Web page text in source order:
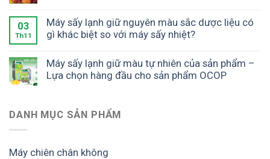
03
Th11
Máy sấy lạnh giữ nguyên màu sắc dược liệu có
gì khác biệt so với máy sấy nhiệt?
Máy sấy lạnh giữ màu tự nhiên của sản phẩm –
Lựa chọn hàng đầu cho sản phẩm OCOP
DANH MỤC SẢN PHẨM
Máy chiên chân không